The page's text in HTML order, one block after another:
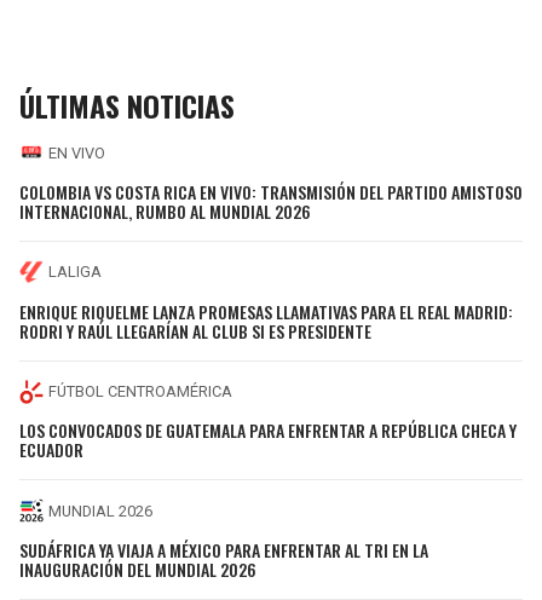
ÚLTIMAS NOTICIAS
EN VIVO
COLOMBIA VS COSTA RICA EN VIVO: TRANSMISIÓN DEL PARTIDO AMISTOSO
INTERNACIONAL, RUMBO AL MUNDIAL 2026
LALIGA
ENRIQUE RIQUELME LANZA PROMESAS LLAMATIVAS PARA EL REAL MADRID:
RODRI Y RAÚL LLEGARÍAN AL CLUB SI ES PRESIDENTE
FÚTBOL CENTROAMÉRICA
LOS CONVOCADOS DE GUATEMALA PARA ENFRENTAR A REPÚBLICA CHECA Y
ECUADOR
MUNDIAL 2026
SUDÁFRICA YA VIAJA A MÉXICO PARA ENFRENTAR AL TRI EN LA
INAUGURACIÓN DEL MUNDIAL 2026